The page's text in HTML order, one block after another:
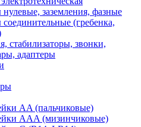
заземления, фазные
(гребенка,
стабилизаторы, звонки,
адаптеры
AA (пальчиковые)
AAA (мизинчиковые)